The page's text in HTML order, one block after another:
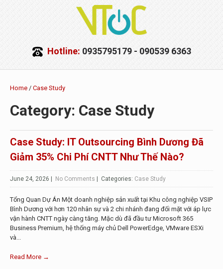
Hotline: 0935795179 - 090539 6363
Home / Case Study
Category: Case Study
Case Study: IT Outsourcing Bình Dương Đã
Giảm 35% Chi Phí CNTT Như Thế Nào?
June 24, 2026 No Comments | Categories: Case Study
Tổng Quan Dự Án Một doanh nghiệp sản xuất tại Khu công nghiệp VSIP
Bình Dương với hơn 120 nhân sự và 2 chi nhánh đang đối mặt với áp lực
vận hành CNTT ngày càng tăng. Mặc dù đã đầu tư Microsoft 365
Business Premium, hệ thống máy chủ Dell PowerEdge, VMware ESXi
và...
Read More →